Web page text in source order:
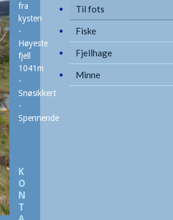
Til fots
Fiske
Fjellhage
Minne
fra
kysten
-
Høyeste
fjell
1041m
-
Snøsikkert
-
Spennende
K
O
N
T